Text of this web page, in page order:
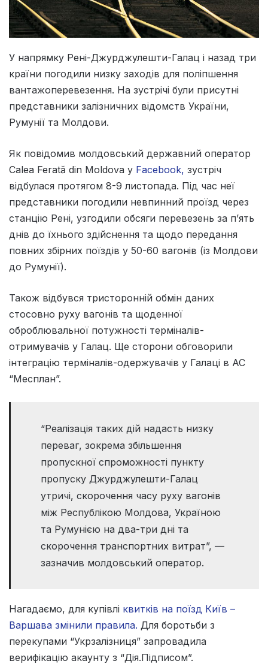
У напрямку Рені-Джурджулешти-Галац і назад три
країни погодили низку заходів для поліпшення
вантажоперевезення. На зустрічі були присутні
представники залізничних відомств України,
Румунії та Молдови.
Як повідомив молдовський державний оператор
Calea Ferată din Moldova у Facebook, зустріч
відбулася протягом 8-9 листопада. Під час неї
представники погодили невпинний проїзд через
станцію Рені, узгодили обсяги перевезень за п’ять
днів до їхнього здійснення та щодо передання
повних збірних поїздів у 50-60 вагонів (із Молдови
до Румунії).
Також відбувся тристоронній обмін даних
стосовно руху вагонів та щоденної
оброблювальної потужності терміналів-
отримувачів у Галац. Ще сторони обговорили
інтеграцію терміналів-одержувачів у Галаці в АС
“Месплан”.
“Реалізація таких дій надасть низку
переваг, зокрема збільшення
пропускної спроможності пункту
пропуску Джурджулешти-Галац
утричі, скорочення часу руху вагонів
між Республікою Молдова, Україною
та Румунією на два-три дні та
скорочення транспортних витрат”, —
зазначив молдовський оператор.
Нагадаємо, для купівлі квитків на поїзд Київ –
Варшава змінили правила. Для боротьби з
перекупами “Укрзалізниця” запровадила
верифікацію акаунту з “Дія.Підписом”.